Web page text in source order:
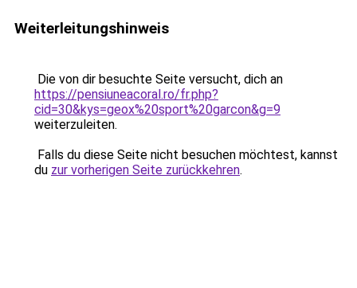
Weiterleitungshinweis
Die von dir besuchte Seite versucht, dich an
https://pensiuneacoral.ro/fr.php?
cid=30&kys=geox%20sport%20garcon&g=9
weiterzuleiten.
Falls du diese Seite nicht besuchen möchtest, kannst
du zur vorherigen Seite zurückkehren.